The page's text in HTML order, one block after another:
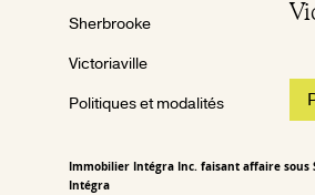
Sherbrooke
Victoriaville
Politiques et modalités
Immobilier Intégra Inc. faisant affaire sous
Intégra